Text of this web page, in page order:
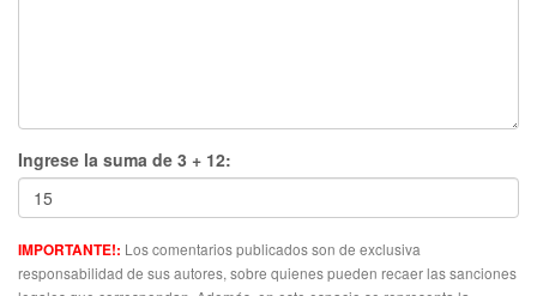
Ingrese la suma de 3 + 12:
IMPORTANTE!: Los comentarios publicados son de exclusiva
responsabilidad de sus autores, sobre quienes pueden recaer las sanciones